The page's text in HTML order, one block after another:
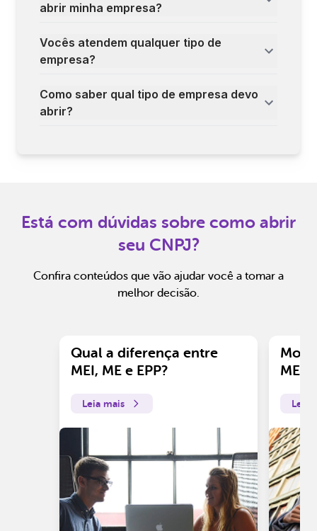
abrir minha empresa?
Vocês atendem qualquer tipo de
empresa?
Como saber qual tipo de empresa devo
abrir?
Está com dúvidas sobre como abrir
seu CNPJ?
Confira conteúdos que vão ajudar você a tomar a
melhor decisão.
Qual a diferença entre
MEI, ME e EPP?
Leia mais
ME?
Leia